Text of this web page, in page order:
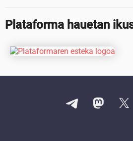
Plataforma hauetan